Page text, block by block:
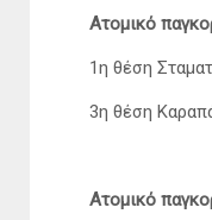
Ατομικό
1η θέση
3η θέση
Ατομικό